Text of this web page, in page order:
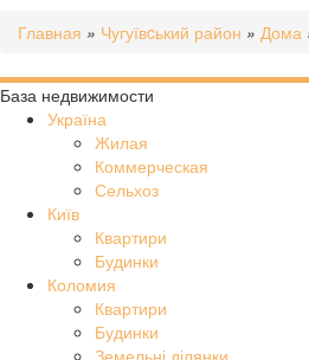
Главная » Чугуївcький район » Дома
База недвижимости
Україна
Жилая
Коммерческая
Сельхоз
Київ
Квартири
Будинки
Коломия
Квартири
Будинки
Земельні ділянки